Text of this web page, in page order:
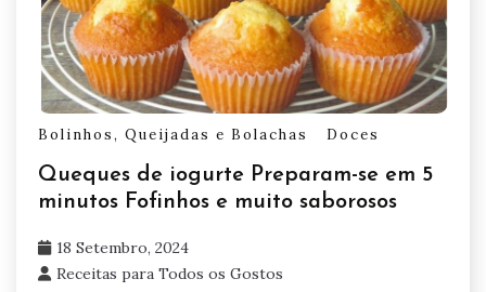
Bolinhos, Queijadas e Bolachas Doces
Queques de iogurte Preparam-se em 5
minutos Fofinhos e muito saborosos
18 Setembro, 2024
Receitas para Todos os Gostos